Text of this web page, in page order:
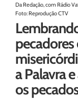
Da Redação, com Rádio
Foto: Reprodução CTV
pecadores
a Palavra
os